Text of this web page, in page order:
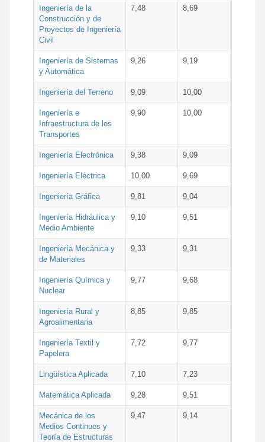
Ingeniería de la
Construcción y de
Proyectos de Ingeniería
Civil
7,48 8,69
Ingeniería de Sistemas
y Automática
9,26 9,19
Ingeniería del Terreno 9,09 10,00
Ingeniería e
Infraestructura de los
Transportes
9,90 10,00
Ingeniería Electrónica 9,38 9,09
Ingeniería Eléctrica 10,00 9,69
Ingeniería Gráfica 9,81 9,04
Ingeniería Hidráulica y
Medio Ambiente
9,10 9,51
Ingeniería Mecánica y
de Materiales
9,33 9,31
Ingeniería Química y
Nuclear
9,77 9,68
Ingeniería Rural y
Agroalimentaria
8,85 9,85
Ingeniería Textil y
Papelera
7,72 9,77
Lingüística Aplicada 7,10 7,23
Matemática Aplicada 9,28 9,51
Mecánica de los
Medios Continuos y
Teoría de Estructuras
9,47 9,14